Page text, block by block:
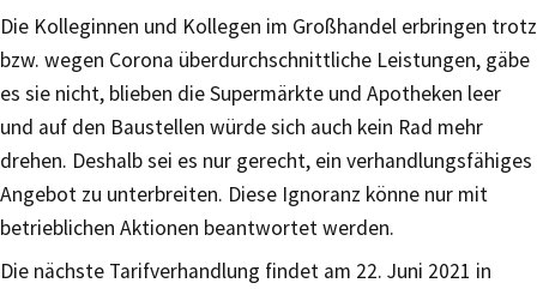
Die Kolleginnen und Kollegen im Großhandel erbringen trotz
bzw. wegen Corona überdurchschnittliche Leistungen, gäbe
es sie nicht, blieben die Supermärkte und Apotheken leer
und auf den Baustellen würde sich auch kein Rad mehr
drehen. Deshalb sei es nur gerecht, ein verhandlungsfähiges
Angebot zu unterbreiten. Diese Ignoranz könne nur mit
betrieblichen Aktionen beantwortet werden.
Die nächste Tarifverhandlung findet am 22. Juni 2021 in